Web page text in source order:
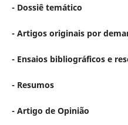
- Dossiê temático
- Artigos originais por
- Ensaios bibliográficos e
- Resumos
- Artigo de Opinião